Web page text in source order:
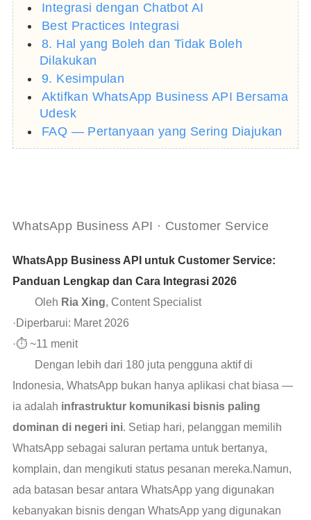
Integrasi dengan Chatbot AI
Best Practices Integrasi
8. Hal yang Boleh dan Tidak Boleh
Dilakukan
9. Kesimpulan
Aktifkan WhatsApp Business API Bersama
Udesk
FAQ — Pertanyaan yang Sering Diajukan
WhatsApp Business API · Customer Service
WhatsApp Business API untuk Customer Service:
Panduan Lengkap dan Cara Integrasi 2026
Oleh Ria Xing, Content Specialist
·Diperbarui: Maret 2026
·⏱ ~11 menit
Dengan lebih dari 180 juta pengguna aktif di
Indonesia, WhatsApp bukan hanya aplikasi chat biasa —
ia adalah infrastruktur komunikasi bisnis paling
dominan di negeri ini. Setiap hari, pelanggan memilih
WhatsApp sebagai saluran pertama untuk bertanya,
komplain, dan mengikuti status pesanan mereka.Namun,
ada batasan besar antara WhatsApp yang digunakan
kebanyakan bisnis dengan WhatsApp yang digunakan